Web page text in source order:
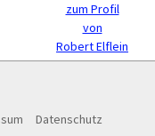
zum Profil
von
Robert Elflein
Datenschutz